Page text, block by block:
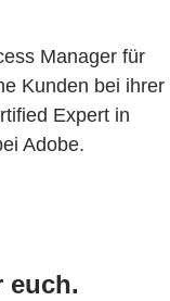
Manager für
Kunden bei ihrer
Expert in
Adobe.
euch.